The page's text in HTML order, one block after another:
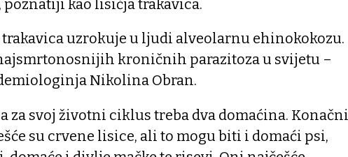
kao lisičja trakavica.
trakavica uzrokuje u ljudi alveolarnu ehinokokozu.
kroničnih parazitoza u svijetu –
Nikolina Obran.
za svoj životni ciklus treba dva domaćina. Konačni
su crvene lisice, ali to mogu biti i domaći psi,